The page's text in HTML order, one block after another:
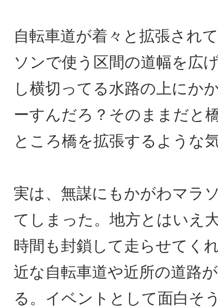
自転車道が着々と拡張され
ソンで使う区間の道幅を広
し横切ってる水路の上にか
ーすんだろ？そのままだと
ところ橋を拡張するような
実は、無謀にもかがわマラ
てしまった。地方とはいえ
時間も封鎖して走らせてく
近な自転車道や近所の道路
る。イベントとして面白そ